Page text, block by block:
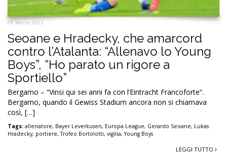
09 Marzo 2022
Seoane e Hradecky, che amarcord
contro l’Atalanta: “Allenavo lo Young
Boys”, “Ho parato un rigore a
Sportiello”
Bergamo – “Vinsi qui sei anni fa con l’Eintracht Francoforte“.
Bergamo, quando il Gewiss Stadium ancora non si chiamava
così, […]
Tags: allenatore, Bayer Leverkusen, Europa League, Gerardo Seoane, Lukas
Hradecky, portiere,Trofeo Bortolotti, vigilia,Young Boys
LEGGI TUTTO